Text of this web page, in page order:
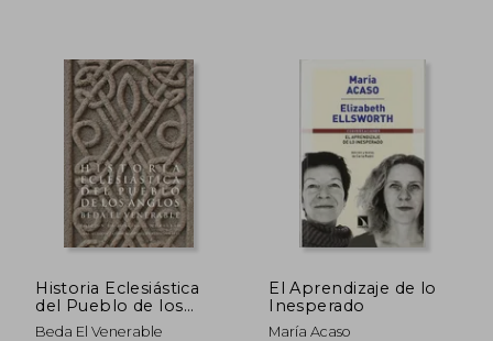
45%
dcto. $ 1.852
50%
dcto.
Historia Eclesiástica
del Pueblo de los
Anglos
Beda El Venerable
El Aprendizaje de lo
Inesperado
María Acaso